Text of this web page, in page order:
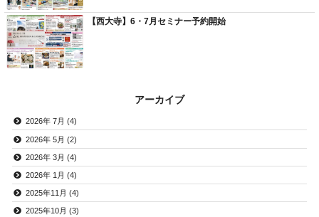
【西大寺】6・7月セミナー予約開始
アーカイブ
2026年 7月 (4)
2026年 5月 (2)
2026年 3月 (4)
2026年 1月 (4)
2025年11月 (4)
2025年10月 (3)